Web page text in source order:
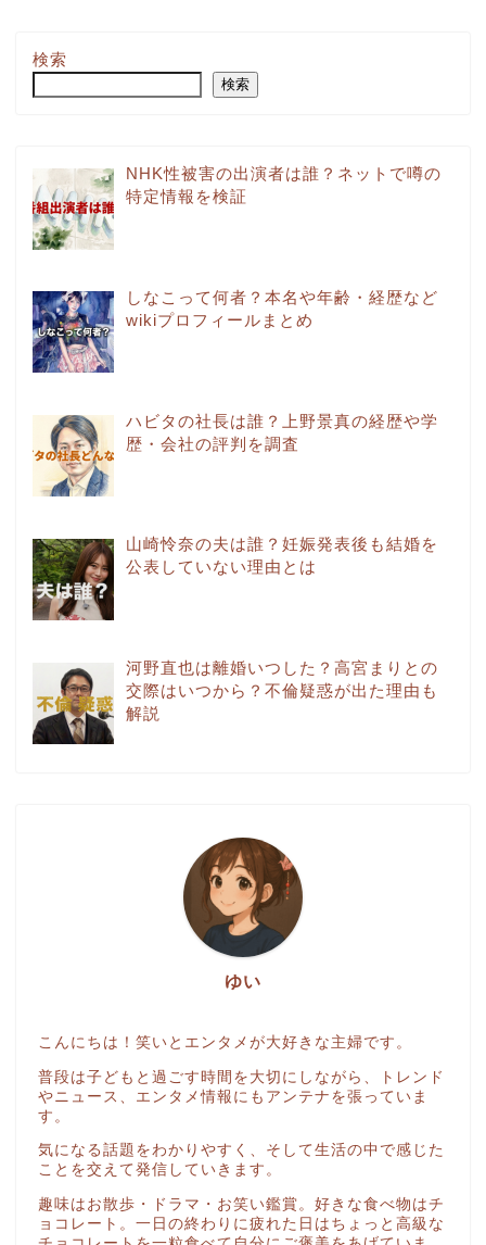
検索
検索
NHK性被害の出演者は誰？ネットで噂の
特定情報を検証
しなこって何者？本名や年齢・経歴など
wikiプロフィールまとめ
ハビタの社長は誰？上野景真の経歴や学
歴・会社の評判を調査
山崎怜奈の夫は誰？妊娠発表後も結婚を
公表していない理由とは
河野直也は離婚いつした？高宮まりとの
交際はいつから？不倫疑惑が出た理由も
解説
ゆい
こんにちは！笑いとエンタメが大好きな主婦です。
普段は子どもと過ごす時間を大切にしながら、トレンド
やニュース、エンタメ情報にもアンテナを張っていま
す。
気になる話題をわかりやすく、そして生活の中で感じた
ことを交えて発信していきます。
趣味はお散歩・ドラマ・お笑い鑑賞。好きな食べ物はチ
ョコレート。一日の終わりに疲れた日はちょっと高級な